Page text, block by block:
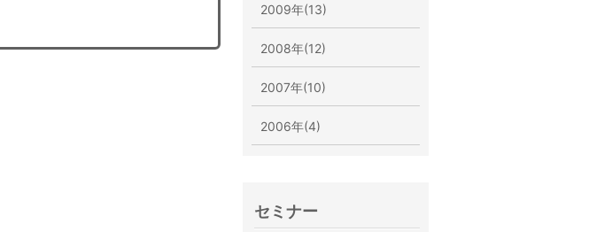
2009年(13)
2008年(12)
2007年(10)
2006年(4)
セミナー